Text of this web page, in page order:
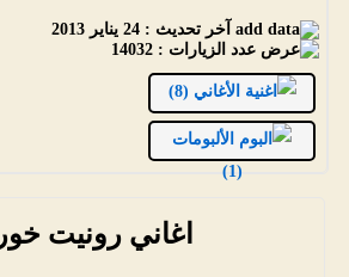
آخر تحديث : 24 يناير 2013
عدد الزيارات : 14032
الأغاني (8)
الألبومات
(1)
اغاني رونيت